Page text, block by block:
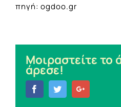
πηγή: ogdoo.gr
Μοιραστείτε το
άρεσε!
FacebookTwitter